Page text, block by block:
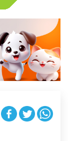
v
g
t
i
o
n